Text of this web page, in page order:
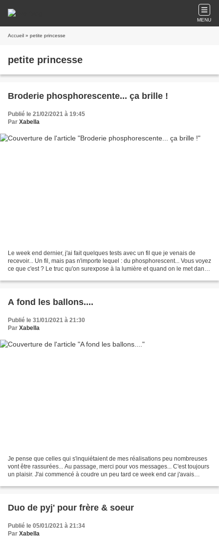
MENU
Accueil » petite princesse
petite princesse
Broderie phosphorescente... ça brille !
Publié le 21/02/2021 à 19:45
Par Xabella
Le week end dernier, j'ai fait quelques tests avec un fil que je venais de
recevoir... Un fil, mais pas n'importe lequel : du phosphorescent... Vous voyez
ce que c'est ? Le truc qu'on surexpose à la lumière et quand on le met dans
A fond les ballons....
Publié le 31/01/2021 à 21:30
Par Xabella
Je pense que celles qui s'inquiétaient de mes réalisations peu nombreuses
vont être rassurées... Au passage, merci pour vos messages... C'est toujours
un plaisir. J'ai commencé à coudre un peu tard ce week end car j'avais
Duo de pyj' pour frère & soeur
Publié le 05/01/2021 à 21:34
Par Xabella